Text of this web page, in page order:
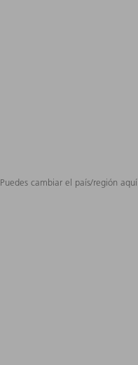
Puedes cambiar el país/región aquí